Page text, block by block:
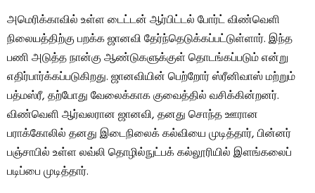
அமெரிக்காவில் உள்ள டைட்டன் ஆர்பிட்டல் போர்ட் விண்வெளி
நிலையத்திற்கு பறக்க ஜானவி தேர்ந்தெடுக்கப்பட்டுள்ளார். இந்த
பணி அடுத்த நான்கு ஆண்டுகளுக்குள் தொடங்கப்படும் என்று
எதிர்பார்க்கப்படுகிறது. ஜானவியின் பெற்றோர் ஸ்ரீனிவாஸ் மற்றும்
பத்மஸ்ரீ, தற்போது வேலைக்காக குவைத்தில் வசிக்கின்றனர்.
விண்வெளி ஆர்வலரான ஜானவி, தனது சொந்த ஊரான
பராக்கோலில் தனது இடைநிலைக் கல்வியை முடித்தார், பின்னர்
பஞ்சாபில் உள்ள லவ்லி தொழில்நுட்பக் கல்லூரியில் இளங்கலைப்
படிப்பை முடித்தார்.